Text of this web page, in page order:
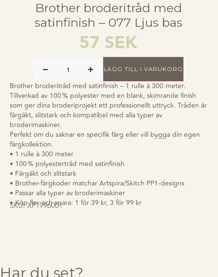
Brother broderitråd med
satinfinish – 077 Ljus bas
57 SEK
LÄGG TILL I VARUKORG
Brother broderitråd med satinfinish – 1 rulle à 300 meter.
Tillverkad av 100 % polyester med en blank, skimrande finish
som ger dina broderiprojekt ett professionellt uttryck. Tråden är
färgäkt, slitstark och kompatibel med alla typer av
broderimaskiner.
Perfekt om du saknar en specifik färg eller vill bygga din egen
färgkollektion.
• 1 rulle à 300 meter
• 100 % polyestertråd med satinfinish
• Färgäkt och slitstark
• Brother-färgkoder matchar Artspira/Skitch PP1-designs
• Passar alla typer av broderimaskiner
• Köp fler och spara: 1 för 39 kr, 3 för 99 kr
SKU: XF1996001
Har du set?